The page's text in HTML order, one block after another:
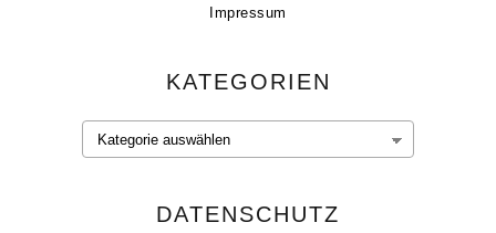
Impressum
KATEGORIEN
DATENSCHUTZ